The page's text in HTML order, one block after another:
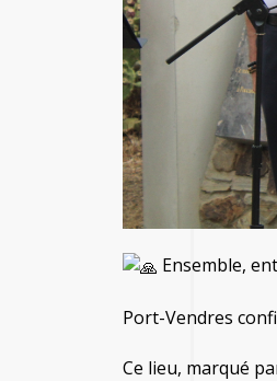
Ensemble,
Port-Vendres
Ce lieu, marqué